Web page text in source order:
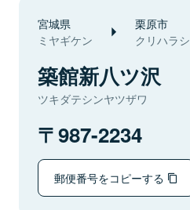
宮城県
ミヤギケン
栗原市
クリハラシ
築館新八ツ沢
ツキダテシンヤツザワ
987-2234
郵便番号をコピーする